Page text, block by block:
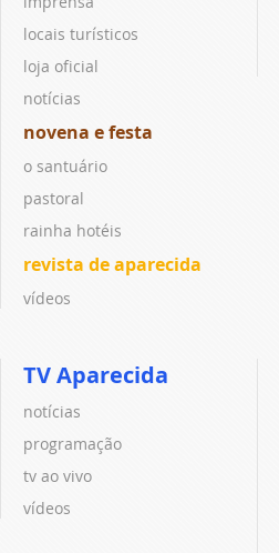
locais turísticos
loja oficial
notícias
novena e festa
o santuário
pastoral
rainha hotéis
revista de aparecida
vídeos
TV Aparecida
notícias
programação
tv ao vivo
vídeos